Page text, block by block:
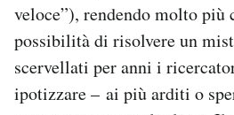
Newsletter
Notifiche mobile
Regala il Post
Hai bisogno di aiuto?
veloce”), rendendo molto più
possibilità di risolvere un
scervellati per anni i
ipotizzare – ai più arditi o